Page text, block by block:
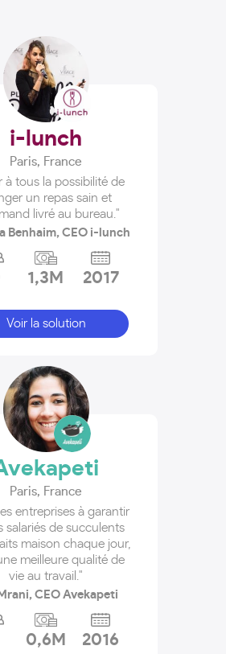
i-lunch
Paris, France
à tous la possibilité de
un repas sain et
livré au bureau."
Benhaim, CEO i-lunch
1,3M 2017
Voir la solution
Paris, France
entreprises à garantir
salariés de succulents
maison chaque jour,
meilleure qualité de
vie au travail."
CEO Avekapeti
0,6M 2016